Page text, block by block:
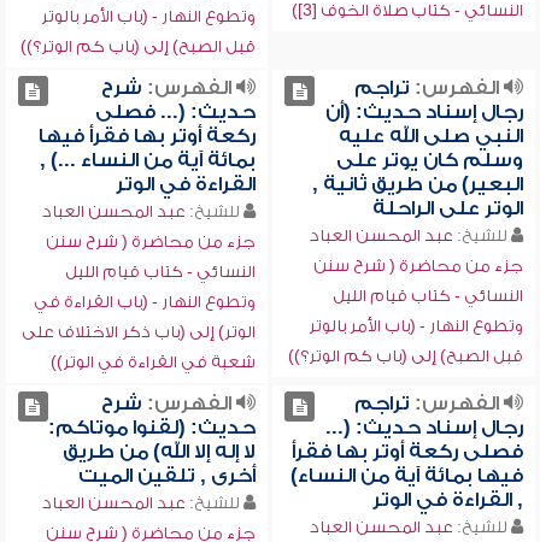
النسائي - كتاب صلاة الخوف [3])
وتطوع النهار - (باب الأمر بالوتر
قبل الصبح) إلى (باب كم الوتر؟))
الفهرس: تراجم
رجال إسناد حديث: (أن
النبي صلى الله عليه
وسلم كان يوتر على
البعير) من طريق ثانية ,
الوتر على الراحلة
للشيخ: عبد المحسن العباد
جزء من محاضرة ( شرح سنن
النسائي - كتاب قيام الليل
وتطوع النهار - (باب الأمر بالوتر
قبل الصبح) إلى (باب كم الوتر؟))
الفهرس: شرح
حديث: (... فصلى
ركعة أوتر بها فقرأ فيها
بمائة آية من النساء ...) ,
القراءة في الوتر
للشيخ: عبد المحسن العباد
جزء من محاضرة ( شرح سنن
النسائي - كتاب قيام الليل
وتطوع النهار - (باب القراءة في
الوتر) إلى (باب ذكر الاختلاف على
شعبة في القراءة في الوتر))
الفهرس: تراجم
رجال إسناد حديث: (...
فصلى ركعة أوتر بها فقرأ
فيها بمائة آية من النساء)
, القراءة في الوتر
للشيخ: عبد المحسن العباد
الفهرس: شرح
حديث: (لقنوا موتاكم:
لا إله إلا الله) من طريق
أخرى , تلقين الميت
للشيخ: عبد المحسن العباد
جزء من محاضرة ( شرح سنن